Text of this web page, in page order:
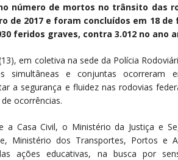
número de mortos no trânsito das
de 2017 e foram concluídos em 18
feridos graves, contra 3.012 no ano
em coletiva na sede da Polícia
simultâneas e conjuntas ocorreram
a segurança e fluidez nas rodovias
ocorrências.
Casa Civil, o Ministério da Justiça e
Ministério dos Transportes, Portos e
ações educativas, na busca por